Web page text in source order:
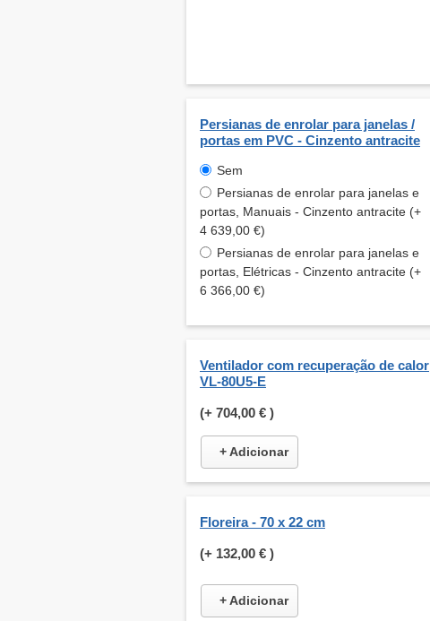
Persianas de enrolar para janelas /
portas em PVC - Cinzento antracite
Sem
Persianas de enrolar para janelas e
portas, Manuais - Cinzento antracite (+
4 639,00 €)
Persianas de enrolar para janelas e
portas, Elétricas - Cinzento antracite (+
6 366,00 €)
Ventilador com recuperação de calor
VL-80U5-E
(+ 704,00 € )
+ Adicionar
Floreira - 70 x 22 cm
(+ 132,00 € )
+ Adicionar